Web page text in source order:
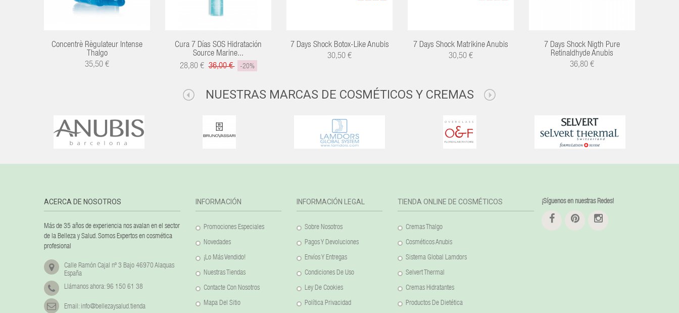
Concentrè Règulateur Intense
Thalgo
35,50 €
Cura 7 Días SOS Hidratación
Source Marine...
28,80 € 36,00 € -20%
7 Days Shock Botox-Like Anubis
30,50 €
7 Days Shock Matrikine Anubis
30,50 €
7 Days Shock Nigth Pure
Retinaldhyde Anubis
36,80 €
NUESTRAS MARCAS DE COSMÉTICOS Y CREMAS
ACERCA DE NOSOTROS
Más de 35 años de experiencia nos avalan en el sector
de la Belleza y Salud. Somos Expertos en cosmética
profesional
Calle Ramón Cajal nº 3 Bajo 46970 Alaquas
España
Llámanos ahora: 96 150 61 38
Email: info@bellezaysalud.tienda
INFORMACIÓN
Promociones Especiales
Novedades
¡Lo Más Vendido!
Nuestras Tiendas
Contacte Con Nosotros
Mapa Del Sitio
INFORMACIÓN LEGAL
Sobre Nosotros
Pagos Y Devoluciones
Envíos Y Entregas
Condiciones De Uso
Ley De Cookies
Política Privacidad
TIENDA ONLINE DE COSMÉTICOS
Cremas Thalgo
Cosméticos Anubis
Sistema Global Lamdors
Selvert Thermal
Cremas Hidratantes
Productos De Dietética
¡Síguenos en nuestras Redes!